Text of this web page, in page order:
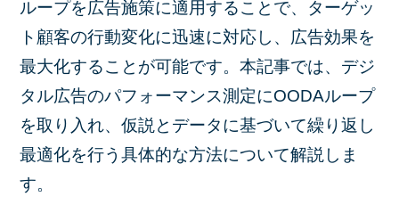
ループを広告施策に適用することで、ターゲッ
ト顧客の行動変化に迅速に対応し、広告効果を
最大化することが可能です。本記事では、デジ
タル広告のパフォーマンス測定にOODAループ
を取り入れ、仮説とデータに基づいて繰り返し
最適化を行う具体的な方法について解説しま
す。